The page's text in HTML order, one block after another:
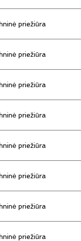
priežiūra
priežiūra
priežiūra
priežiūra
priežiūra
priežiūra
priežiūra
priežiūra